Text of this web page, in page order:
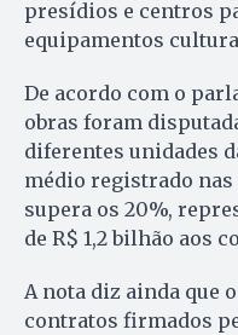
presídios e centros
equipamentos
De acordo com o
obras foram
diferentes unidades
médio registrado
supera os 20%,
de R$ 1,2 bilhão aos
A nota diz ainda que
contratos firmados